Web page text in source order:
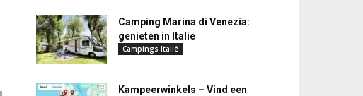
Camping Marina di Venezia:
genieten in Italie
Campings Italië
Kampeerwinkels – Vind een